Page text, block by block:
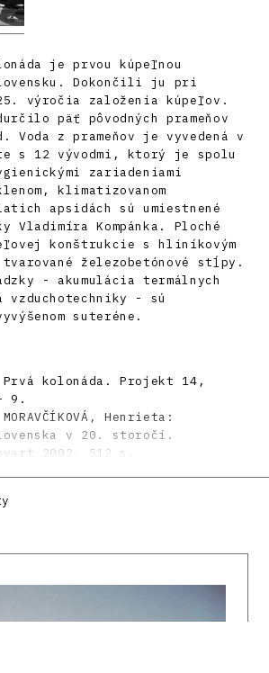
je prvou kúpeľnou
Dokončili ju pri
výročia založenia kúpeľov.
päť pôvodných prameňov
Voda z prameňov je vyvedená v
s 12 vývodmi, ktorý je spolu
zariadeniami
klimatizovanom
apsidách sú umiestnené
Vladimíra Kompánka. Ploché
konštrukcie s hliníkovým
tvarované železobetónové stĺpy.
- akumulácia termálnych
vzduchotechniky - sú
suteréne.
Prvá kolonáda. Projekt 14,
9.
Henrieta:
v 20. storočí.
2002. 512 s.